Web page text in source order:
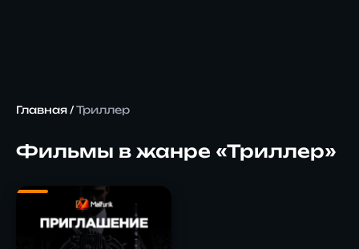
Главная/Триллер
Фильмы в жанре «Триллер»